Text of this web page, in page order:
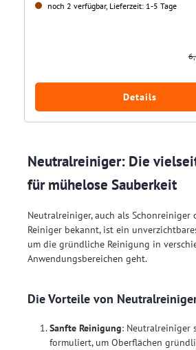
noch 2 verfügbar, Lieferzeit: 1-5 Tage
Details
Neutralreiniger: Die
für mühelose Sauberkeit
Neutralreiniger, auch als Schonreiniger
Reiniger bekannt, ist ein
um die gründliche Reinigung in
Anwendungsbereichen geht.
Die Vorteile von
Sanfte Reinigung: Neutralreiniger
formuliert, um Oberflächen